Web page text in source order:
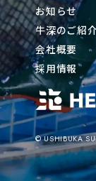
お知らせ
牛深のご紹
会社概要
採用情報
© USHIBUKA